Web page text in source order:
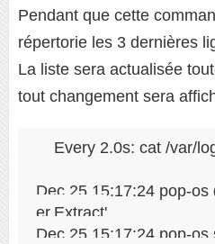
Pendant que cette
répertorie les 3 dernières
La liste sera actualisée
tout changement sera
Every 2.0s: cat /var/
Dec 25 15:17:24 pop-
er.Extract'
Dec 25 15:17:24 pop-